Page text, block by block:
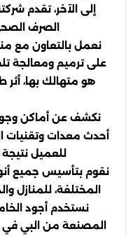
إلى الآخر، تقدم
الصرف
نعمل بالتعاون مع
على ترميم ومعالجة
هو متهالك بها،
نكشف عن أماكن وجود
أحدث معدات وتقنيات
للعميل
نقوم بتأسيس جميع
المختلفة، للمنازل
نستخدم أجود
المصنعة من البي في